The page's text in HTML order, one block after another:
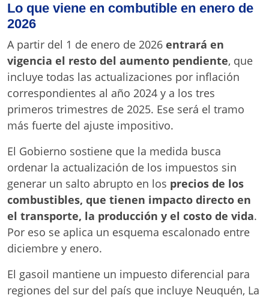
Lo que viene en combutible en enero de
2026
A partir del 1 de enero de 2026 entrará en
vigencia el resto del aumento pendiente, que
incluye todas las actualizaciones por inflación
correspondientes al año 2024 y a los tres
primeros trimestres de 2025. Ese será el tramo
más fuerte del ajuste impositivo.
El Gobierno sostiene que la medida busca
ordenar la actualización de los impuestos sin
generar un salto abrupto en los precios de los
combustibles, que tienen impacto directo en
el transporte, la producción y el costo de vida.
Por eso se aplica un esquema escalonado entre
diciembre y enero.
El gasoil mantiene un impuesto diferencial para
regiones del sur del país que incluye Neuquén, La